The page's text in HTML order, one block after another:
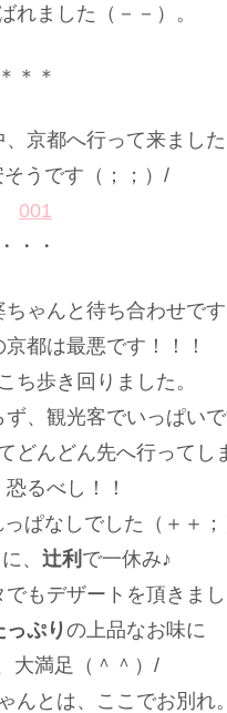
れました（－－）。
＊＊＊
京都へ行って来ました
うです（；；）/
・・・
ゃんと待ち合わせです
都は最悪です！！！
ち歩き回りました。
、観光客でいっぱいで
どんどん先へ行ってし
るべし！！
ぱなしでした（＋＋
、 辻利 で一休み♪
もデザートを頂きまし
っぷりの上品なお味に
大満足（＾＾）/
んとは、ここでお別れ。